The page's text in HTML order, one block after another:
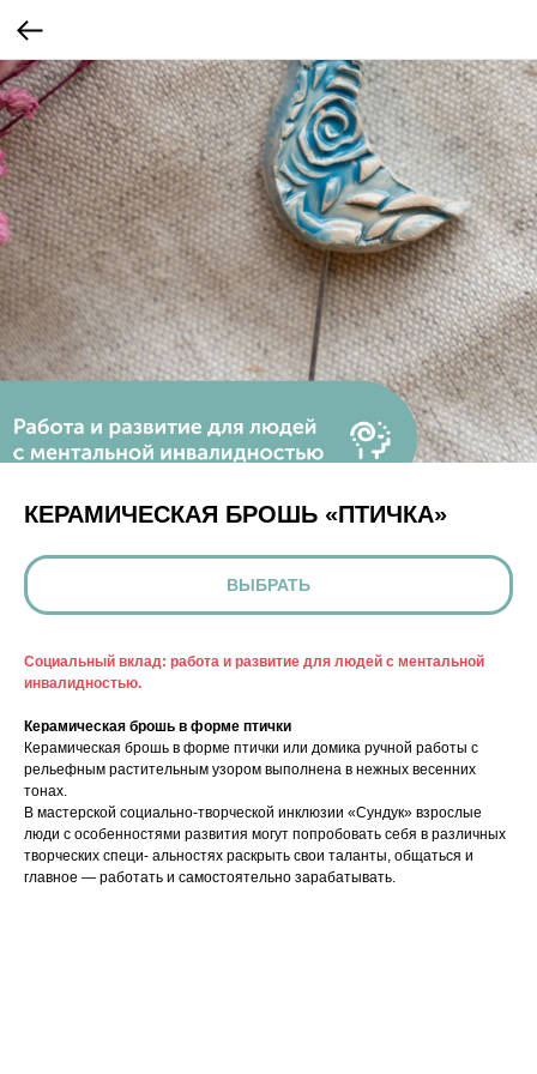
КЕРАМИЧЕСКАЯ БРОШЬ «ПТИЧКА»
ВЫБРАТЬ
Социальный вклад: работа и развитие для людей с ментальной
инвалидностью.
Керамическая брошь в форме птички
Керамическая брошь в форме птички или домика ручной работы с
рельефным растительным узором выполнена в нежных весенних
тонах.
В мастерской социально-творческой инклюзии «Сундук» взрослые
люди с особенностями развития могут попробовать себя в различных
творческих специ- альностях раскрыть свои таланты, общаться и
главное — работать и самостоятельно зарабатывать.